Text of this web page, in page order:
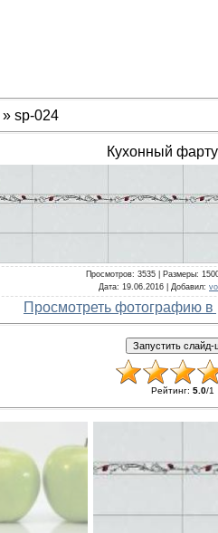
sp-024
Кухонный
Просмотров: 3535 | Размеры:
Дата: 19.06.2016 | Добавил:
Просмотреть фотографию
Рейтинг:5.0/1